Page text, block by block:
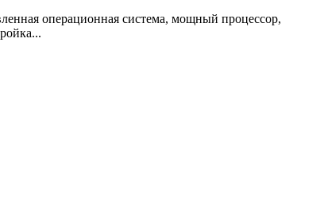
операционная система, мощный процессор,